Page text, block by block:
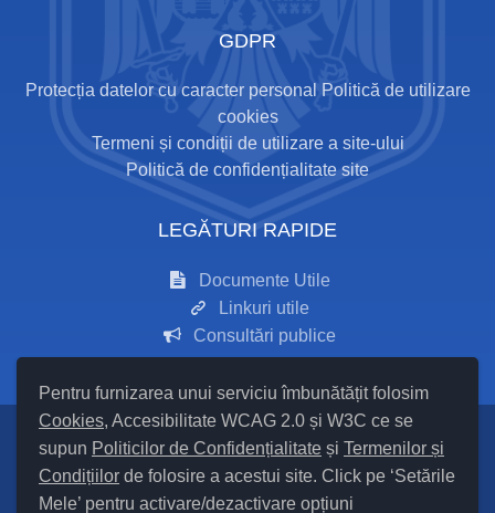
Pentru furnizarea unui serviciu îmbunătățit folosim
Cookies, Accesibilitate WCAG 2.0 și W3C ce se
supun Politicilor de Confidențialitate și Termenilor și
Condițiilor de folosire a acestui site. Click pe ‘Setările
Mele’ pentru activare/dezactivare opțiuni
GDPR
Protecția datelor cu caracter personal
Politică de utilizare
cookies
Termeni și condiții de utilizare a site-ului
Politică de confidențialitate site
LEGĂTURI RAPIDE
Documente Utile
Linkuri utile
Consultări publice
Setări Cookies și Accesibilitate